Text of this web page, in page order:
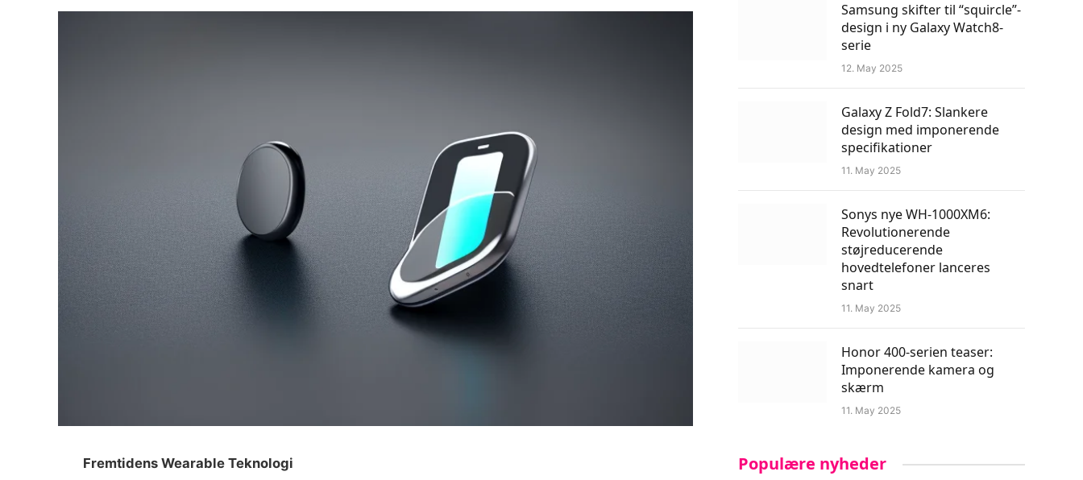
Fremtidens Wearable Teknologi
Samsung skifter til “squircle”-
design i ny Galaxy Watch8-
serie
12. May 2025
Galaxy Z Fold7: Slankere
design med imponerende
specifikationer
11. May 2025
Sonys nye WH-1000XM6:
Revolutionerende
støjreducerende
hovedtelefoner lanceres
snart
11. May 2025
Honor 400-serien teaser:
Imponerende kamera og
skærm
11. May 2025
Populære nyheder